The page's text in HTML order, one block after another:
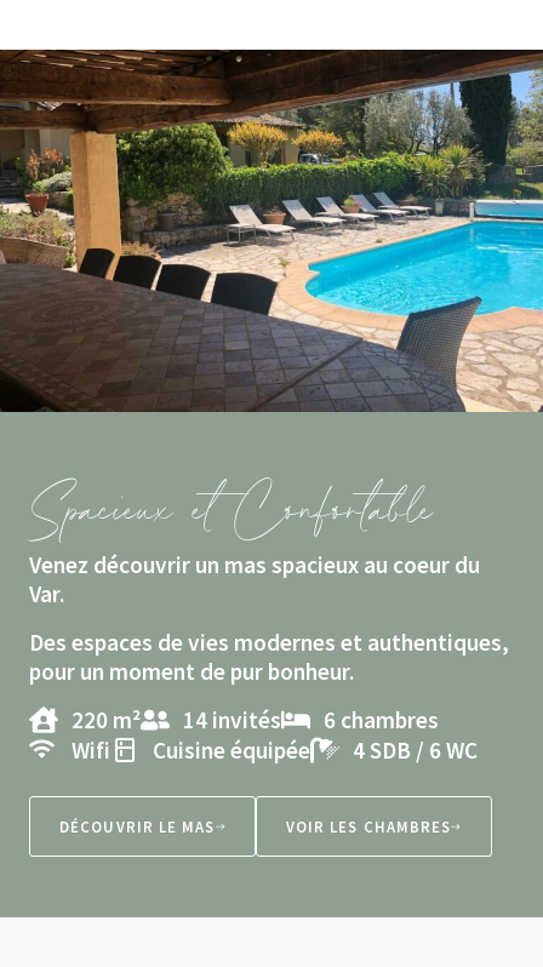
Spacieux et Confortable
Venez découvrir un mas spacieux au coeur du
Var.
Des espaces de vies modernes et authentiques,
pour un moment de pur bonheur.
220 m²
14 invités
6 chambres
Wifi
Cuisine équipée 4 SDB / 6 WC
DÉCOUVRIR LE MAS VOIR LES CHAMBRES